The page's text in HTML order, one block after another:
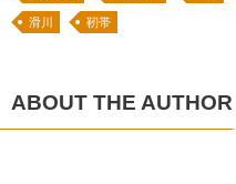
滑川 靭帯
ABOUT THE AUTHOR